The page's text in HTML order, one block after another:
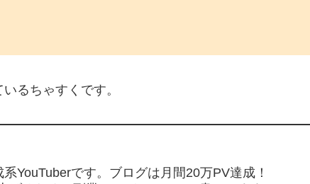
るちゃすくです。
YouTuberです。ブログは月間20万PV達成！